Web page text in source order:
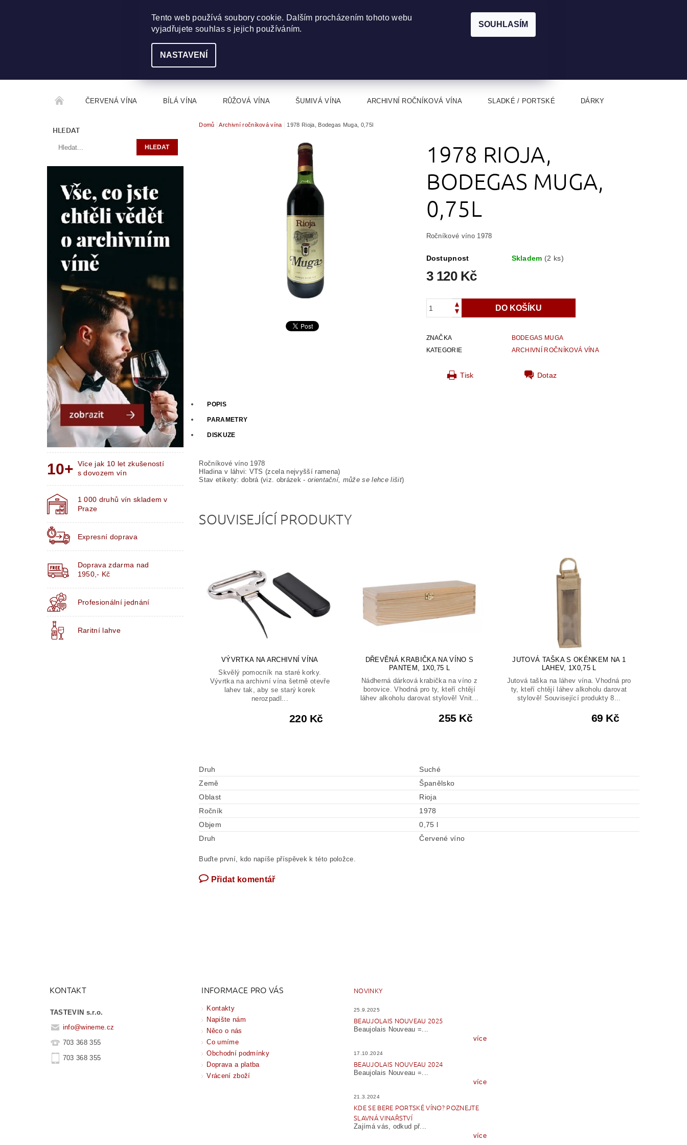
ČERVENÁ VÍNA BÍLÁ VÍNA RŮŽOVÁ VÍNA ŠUMIVÁ VÍNA ARCHIVNÍ ROČNÍKOVÁ VÍNA SLADKÉ / PORTSKÉ DÁRKY
ROČNÍKOVÝ ALKOHOL ROZCESTNÍK VÍN
HLEDAT
Více jak 10 let zkušeností
s dovozem vín
1 000 druhů vín skladem v
Praze
Expresní doprava
Doprava zdarma nad
1950,- Kč
Profesionální jednání
Raritní lahve
Domů Archivní ročníková vína 1978 Rioja, Bodegas Muga, 0,75l
1978 RIOJA,
BODEGAS MUGA,
0,75L
Ročníkové víno 1978
Dostupnost Skladem (2 ks)
3 120 Kč
ZNAČKA
BODEGAS MUGA
KATEGORIE
ARCHIVNÍ ROČNÍKOVÁ VÍNA
Tisk Dotaz
POPIS
PARAMETRY
DISKUZE
Ročníkové víno 1978
Hladina v láhvi: VTS (zcela nejvyšší ramena)
Stav etikety: dobrá (viz. obrázek - orientační, může se lehce lišit)
SOUVISEJÍCÍ PRODUKTY
VÝVRTKA NA ARCHIVNÍ VÍNA
Skvělý pomocník na staré korky.
Vývrtka na archivní vína šetrně otevře
lahev tak, aby se starý korek
nerozpadl...
220 Kč
DŘEVĚNÁ KRABIČKA NA VÍNO S
PANTEM, 1X0,75 L
Nádherná dárková krabička na víno z
borovice. Vhodná pro ty, kteří chtějí
láhev alkoholu darovat stylově! Vnit...
255 Kč
JUTOVÁ TAŠKA S OKÉNKEM NA 1
LAHEV, 1X0,75 L
Jutová taška na láhev vína. Vhodná pro
ty, kteří chtějí láhev alkoholu darovat
stylově! Související produkty 8...
69 Kč
Druh
Suché
Země
Španělsko
Oblast
Rioja
Ročník
1978
Objem
0,75 l
Druh
Červené víno
Buďte první, kdo napíše příspěvek k této položce.
Přidat komentář
KONTAKT
TASTEVIN s.r.o.
info@wineme.cz
703 368 355
703 368 355
INFORMACE PRO VÁS
Kontakty
Napište nám
Něco o nás
Co umíme
Obchodní podmínky
Doprava a platba
Vrácení zboží
NOVINKY
25.9.2025
BEAUJOLAIS NOUVEAU 2025
Beaujolais Nouveau =...
více
17.10.2024
BEAUJOLAIS NOUVEAU 2024
Beaujolais Nouveau =...
více
21.3.2024
KDE SE BERE PORTSKÉ VÍNO? POZNEJTE
SLAVNÁ VINAŘSTVÍ
Zajímá vás, odkud př...
více
Tento web používá soubory cookie. Dalším procházením tohoto webu
vyjadřujete souhlas s jejich používáním.
NASTAVENÍ
SOUHLASÍM